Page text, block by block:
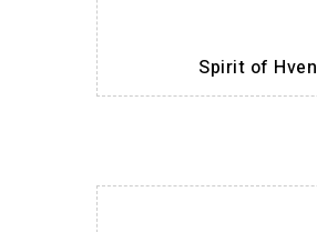
Spirit of Hven